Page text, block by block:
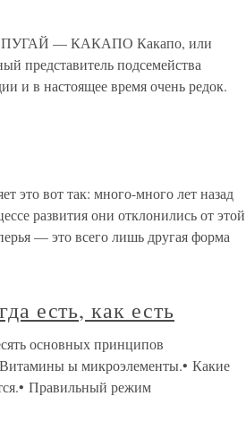
— КАКАПО Какапо, или
представитель подсемейства
и в настоящее время очень редок.
это вот так: много-много лет назад
развития они отклонились от этой
— это всего лишь другая форма
есть, как есть
основных принципов
ы микроэлементы.• Какие
Правильный режим